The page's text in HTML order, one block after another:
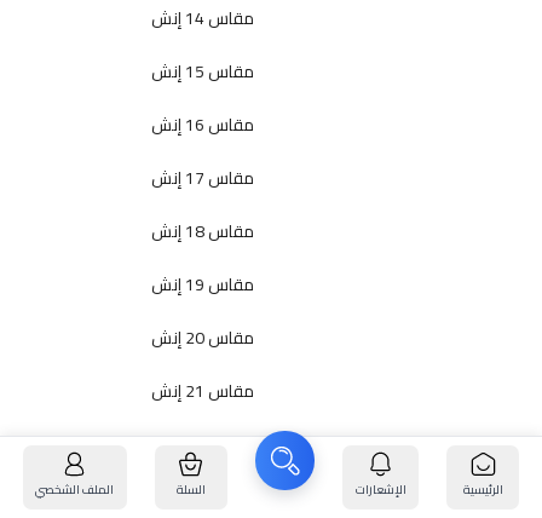
مقاس 14 إنش
مقاس 15 إنش
مقاس 16 إنش
مقاس 17 إنش
مقاس 18 إنش
مقاس 19 إنش
مقاس 20 إنش
مقاس 21 إنش
مقاس 22 إنش
الرئيسية الإشعارات السلة الملف الشخصي